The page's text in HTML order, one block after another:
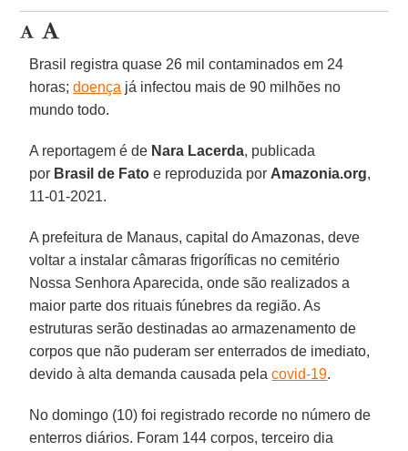
Brasil registra quase 26 mil contaminados em 24
horas;doença já infectou mais de 90 milhões no
mundo todo.
A reportagem é de Nara Lacerda, publicada
por Brasil de Fato e reproduzida por Amazonia.org,
11-01-2021.
A prefeitura de Manaus, capital do Amazonas, deve
voltar a instalar câmaras frigoríficas no cemitério
Nossa Senhora Aparecida, onde são realizados a
maior parte dos rituais fúnebres da região. As
estruturas serão destinadas ao armazenamento de
corpos que não puderam ser enterrados de imediato,
devido à alta demanda causada pelacovid-19.
No domingo (10) foi registrado recorde no número de
enterros diários. Foram 144 corpos, terceiro dia